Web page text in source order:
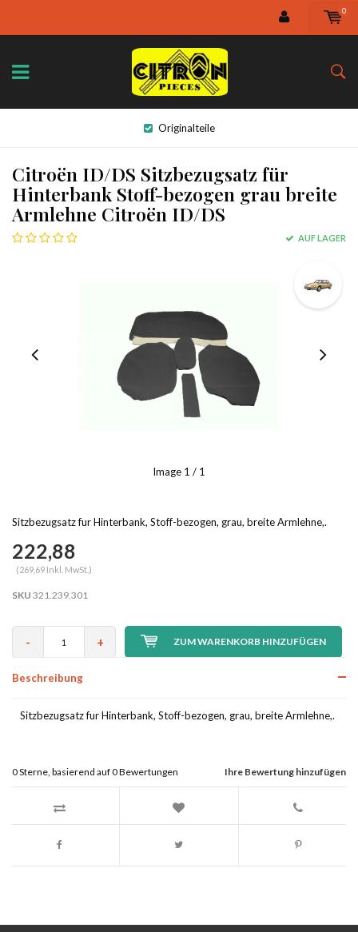
0
Originalteile
Citroën ID/DS Sitzbezugsatz für
Hinterbank Stoff-bezogen grau breite
Armlehne Citroën ID/DS
AUF LAGER
Image 1 / 1
Sitzbezugsatz fur Hinterbank, Stoff-bezogen, grau, breite Armlehne,.
222,88
(269,69 Inkl. MwSt.)
SKU 321.239.301
- + ZUM WARENKORB HINZUFÜGEN
Beschreibung
Sitzbezugsatz fur Hinterbank, Stoff-bezogen, grau, breite Armlehne,.
Ihre Bewertung hinzufügen
0Sterne, basierend auf0Bewertungen